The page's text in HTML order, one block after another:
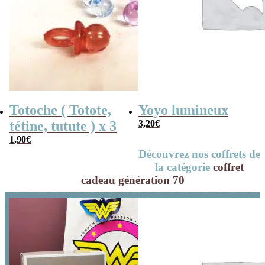
Totoche ( Totote,
tétine, tutute ) x 3
1,90€
Yoyo lumineux
3,20€
Découvrez nos coffrets de
la catégorie coffret
cadeau génération 70